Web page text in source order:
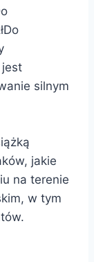
Do
jest
silnym
jakie
na terenie
w tym